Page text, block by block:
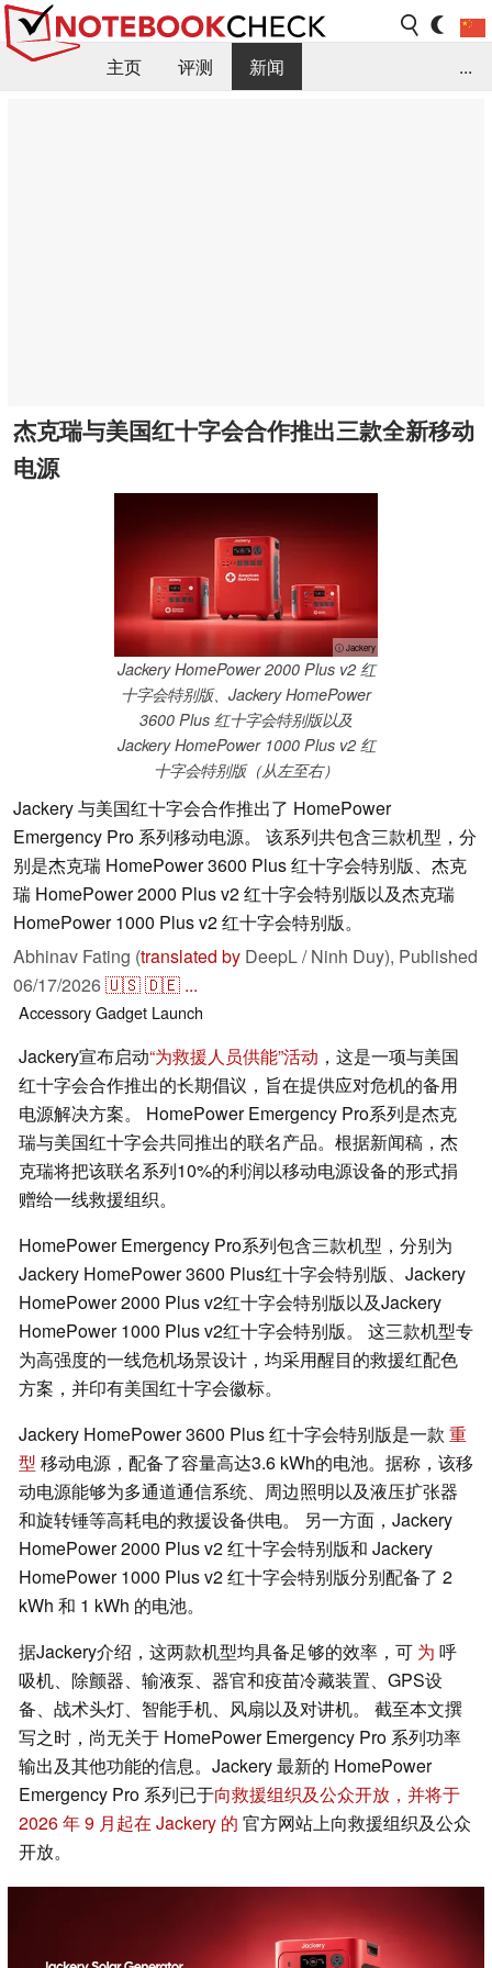
主页 评测
新闻
...
杰克瑞与美国红十字会合作推出三款全新移动
电源
ⓘ Jackery
Jackery HomePower 2000 Plus v2 红
十字会特别版、Jackery HomePower
3600 Plus 红十字会特别版以及
Jackery HomePower 1000 Plus v2 红
十字会特别版（从左至右）
Jackery 与美国红十字会合作推出了 HomePower
Emergency Pro 系列移动电源。 该系列共包含三款机型，分
别是杰克瑞 HomePower 3600 Plus 红十字会特别版、杰克
瑞 HomePower 2000 Plus v2 红十字会特别版以及杰克瑞
HomePower 1000 Plus v2 红十字会特别版。
Abhinav Fating (translated by DeepL / Ninh Duy), Published
06/17/2026🇺🇸🇩🇪 ...
AccessoryGadget Launch
Jackery宣布启动“为救援人员供能”活动 ，这是一项与美国
红十字会合作推出的长期倡议，旨在提供应对危机的备用
电源解决方案。 HomePower Emergency Pro系列是杰克
瑞与美国红十字会共同推出的联名产品。根据新闻稿，杰
克瑞将把该联名系列10%的利润以移动电源设备的形式捐
赠给一线救援组织。
HomePower Emergency Pro系列包含三款机型，分别为
Jackery HomePower 3600 Plus红十字会特别版、Jackery
HomePower 2000 Plus v2红十字会特别版以及Jackery
HomePower 1000 Plus v2红十字会特别版。 这三款机型专
为高强度的一线危机场景设计，均采用醒目的救援红配色
方案，并印有美国红十字会徽标。
Jackery HomePower 3600 Plus 红十字会特别版是一款 重
型 移动电源，配备了容量高达3.6 kWh的电池。据称，该移
动电源能够为多通道通信系统、周边照明以及液压扩张器
和旋转锤等高耗电的救援设备供电。 另一方面，Jackery
HomePower 2000 Plus v2 红十字会特别版和 Jackery
HomePower 1000 Plus v2 红十字会特别版分别配备了 2
kWh 和 1 kWh 的电池。
据Jackery介绍，这两款机型均具备足够的效率，可 为 呼
吸机、除颤器、输液泵、器官和疫苗冷藏装置、GPS设
备、战术头灯、智能手机、风扇以及对讲机。 截至本文撰
写之时，尚无关于 HomePower Emergency Pro 系列功率
输出及其他功能的信息。Jackery 最新的 HomePower
Emergency Pro 系列已于向救援组织及公众开放，并将于
2026 年 9 月起在 Jackery 的 官方网站上向救援组织及公众
开放。